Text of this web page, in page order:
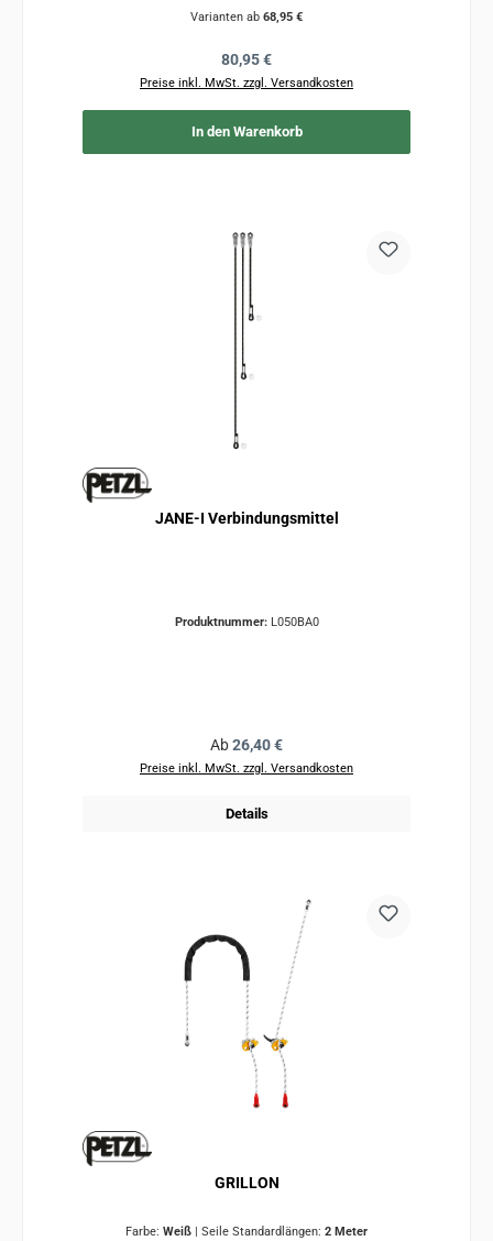
Varianten ab 68,95 €
Regulärer Preis:
80,95 €
Preise inkl. MwSt. zzgl. Versandkosten
In den Warenkorb
JANE-I Verbindungsmittel
Produktnummer: L050BA0
Regulärer Preis:
Ab26,40 €
Preise inkl. MwSt. zzgl. Versandkosten
Details
GRILLON
Farbe: Weiß | Seile Standardlängen: 2 Meter